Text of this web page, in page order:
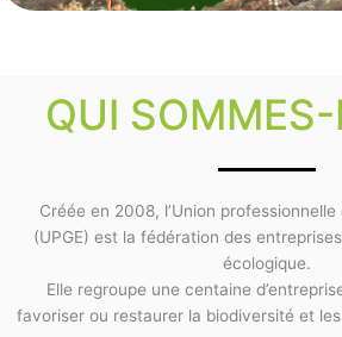
QUI
Créée en 2008, l’Union
(UPGE) est la fédération des
écologique.
Elle regroupe une centaine
favoriser ou restaurer la biodiversité et